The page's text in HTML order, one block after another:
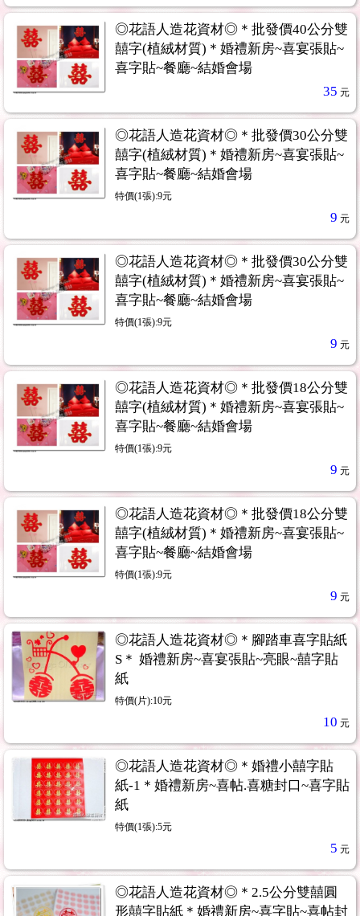
◎花語人造花資材◎＊批發價40公分雙
囍字(植絨材質)＊婚禮新房~喜宴張貼~
喜字貼~餐廳~結婚會場
35 元
◎花語人造花資材◎＊批發價30公分雙
囍字(植絨材質)＊婚禮新房~喜宴張貼~
喜字貼~餐廳~結婚會場
特價(1張):9元
9 元
◎花語人造花資材◎＊批發價30公分雙
囍字(植絨材質)＊婚禮新房~喜宴張貼~
喜字貼~餐廳~結婚會場
特價(1張):9元
9 元
◎花語人造花資材◎＊批發價18公分雙
囍字(植絨材質)＊婚禮新房~喜宴張貼~
喜字貼~餐廳~結婚會場
特價(1張):9元
9 元
◎花語人造花資材◎＊批發價18公分雙
囍字(植絨材質)＊婚禮新房~喜宴張貼~
喜字貼~餐廳~結婚會場
特價(1張):9元
9 元
◎花語人造花資材◎＊腳踏車喜字貼紙
S＊ 婚禮新房~喜宴張貼~亮眼~囍字貼
紙
特價(片):10元
10 元
◎花語人造花資材◎＊婚禮小囍字貼
紙-1＊婚禮新房~喜帖.喜糖封口~喜字貼
紙
特價(1張):5元
5 元
◎花語人造花資材◎＊2.5公分雙囍圓
形囍字貼紙＊婚禮新房~喜字貼~喜帖封